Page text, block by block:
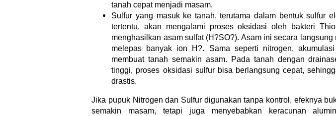
tanah cepat menjadi masam.
Sulfur yang masuk ke tanah, terutama dalam bentuk sulfur
tertentu, akan mengalami proses oksidasi oleh bakteri
menghasilkan asam sulfat (H?SO?). Asam ini secara
melepas banyak ion H?. Sama seperti nitrogen,
membuat tanah semakin asam. Pada tanah dengan
tinggi, proses oksidasi sulfur bisa berlangsung cepat,
drastis.
Jika pupuk Nitrogen dan Sulfur digunakan tanpa kontrol, efeknya
semakin masam, tetapi juga menyebabkan keracunan